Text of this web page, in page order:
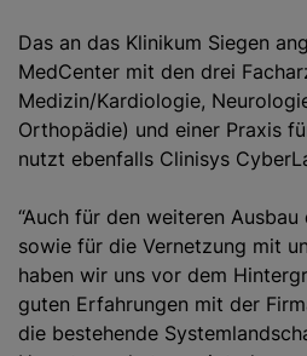
Das an das Klinikum Siegen
MedCenter mit den drei
Medizin/Kardiologie,
Orthopädie) und einer Praxis
nutzt ebenfalls Clinisys
“Auch für den weiteren
sowie für die Vernetzung mit
haben wir uns vor dem
guten Erfahrungen mit der
die bestehende